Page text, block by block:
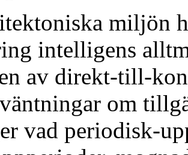
miljön
intelligens
av direkt-till-
om
vad periodisk-